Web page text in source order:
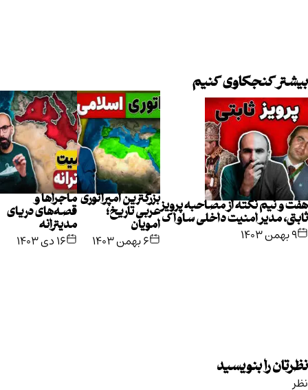
بیشتر کنجکاوی کنیم
هفت و نیم نکته از مصاحبه پرویز
ثابتی، مدیر امنیت داخلی ساواک
۹ بهمن ۱۴۰۳
بزرگترین امپراتوری
عربی تاریخ؛
امویان
۶ بهمن ۱۴۰۳
ماجراها و
قصه‌های دریای
مدیترانه
۱۶ دی ۱۴۰۳
نظرتان را بنویسید
نظر